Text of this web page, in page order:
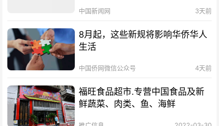
中国新闻网 3天前
8月起，这些新规将影响华侨华人
生活
中国侨网微信公众号 4天前
福旺食品超市.专营中国食品及新
鲜蔬菜、肉类、鱼、海鲜